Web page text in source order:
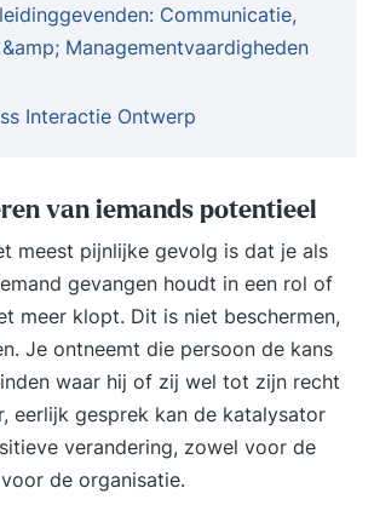
je hoe jij overkomt op
patronen jouw communicatie
weerstand op te roepen, hoe je
je boodschap
het nu gaat om een lastige
een gesprek met je
of een spontaan overleg: na deze
je met meer rust,
en effectiviteit. De training
en Interactie is de
van de KIG – een training die
bewijst als een van de best
en meest effectieve
Communicatie,
Managementvaardigheden
Interactie Ontwerp
van iemands potentieel
meest pijnlijke gevolg is dat je als
gevangen houdt in een rol of
meer klopt. Dit is niet beschermen,
Je ontneemt die persoon de kans
waar hij of zij wel tot zijn recht
eerlijk gesprek kan de katalysator
verandering, zowel voor de
de organisatie.